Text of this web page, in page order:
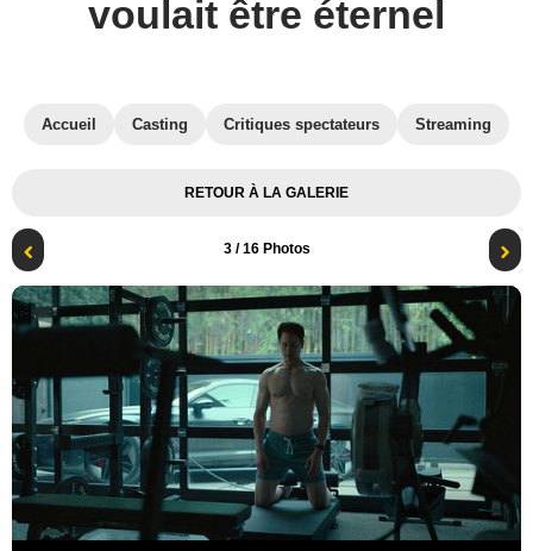
voulait être éternel
Accueil Casting Critiques spectateurs Streaming
RETOUR À LA GALERIE
3/ 16 Photos